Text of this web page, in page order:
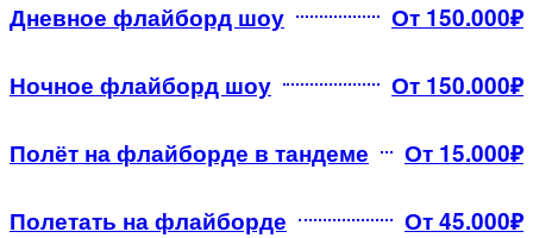
Дневное флайборд шоу От 150.000₽
Ночное флайборд шоу От 150.000₽
Полёт на флайборде в тандеме От 15.000₽
Полетать на флайборде От 45.000₽